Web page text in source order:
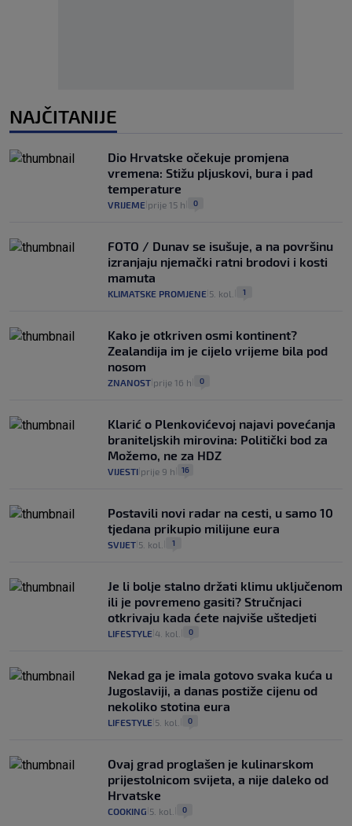
NAJČITANIJE
Dio Hrvatske očekuje promjena
vremena: Stižu pljuskovi, bura i pad
temperature
VRIJEME prije 15 h 0
FOTO / Dunav se isušuje, a na površinu
izranjaju njemački ratni brodovi i kosti
mamuta
KLIMATSKE PROMJENE 5. kol. 1
Kako je otkriven osmi kontinent?
Zealandija im je cijelo vrijeme bila pod
nosom
ZNANOST prije 16 h 0
Klarić o Plenkovićevoj najavi povećanja
braniteljskih mirovina: Politički bod za
Možemo, ne za HDZ
VIJESTI prije 9 h 16
Postavili novi radar na cesti, u samo 10
tjedana prikupio milijune eura
SVIJET 5. kol. 1
Je li bolje stalno držati klimu uključenom
ili je povremeno gasiti? Stručnjaci
otkrivaju kada ćete najviše uštedjeti
LIFESTYLE 4. kol. 0
Nekad ga je imala gotovo svaka kuća u
Jugoslaviji, a danas postiže cijenu od
nekoliko stotina eura
LIFESTYLE 5. kol. 0
Ovaj grad proglašen je kulinarskom
prijestolnicom svijeta, a nije daleko od
Hrvatske
COOKING 5. kol. 0